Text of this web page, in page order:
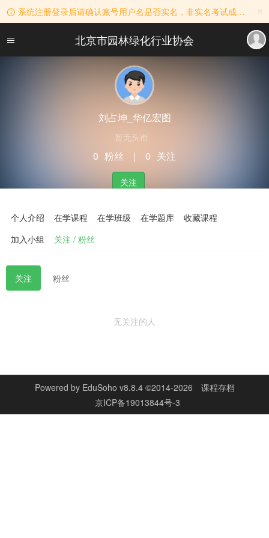
系统注册登录后请确认账号用户名是否实名，非实名考试成绩无效！用户名实名规则：真实姓名+公司名称。
北京市园林绿化行业协会
刘占坤_华亿宏图
暂无头衔
0 粉丝 ｜ 0 关注
关注
个人介绍 在学课程 在学班级 在学题库
收藏课程
加入小组
关注 / 粉丝
关注 粉丝
无关注的人
Powered by EduSoho v8.8.4©2014-2026
课程存档
京ICP备19013844号-3